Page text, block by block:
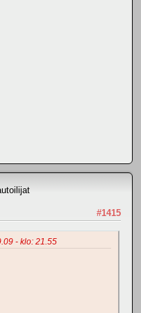
#1415
- klo: 21.55